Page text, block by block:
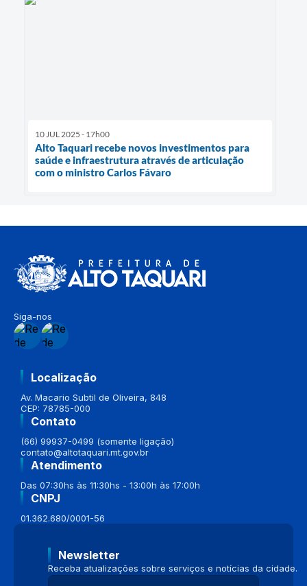
10 JUL 2025 - 17h00
Alto Taquari recebe novos investimentos para
saúde e infraestrutura através de articulação
com o ministro Carlos Fávaro
Siga-nos
Localização
Av. Macario Subtil de Oliveira, 848
CEP: 78785-000
Contato
(66) 99937-0499 (somente ligação)
contato@altotaquari.mt.gov.br
Atendimento
Das 07:30hs às 11:30hs - 13:00h às 17:00h
CNPJ
01.362.680/0001-56
Newsletter
Receba atualizações sobre serviços e notícias da cidade.